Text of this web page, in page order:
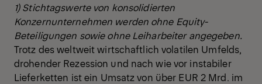
1) Stichtagswerte von konsolidierten
Konzernunternehmen werden ohne Equity-
Beteiligungen sowie ohne Leiharbeiter angegeben.
Trotz des weltweit wirtschaftlich volatilen Umfelds,
drohender Rezession und nach wie vor instabiler
Lieferketten ist ein Umsatz von über EUR 2 Mrd. im